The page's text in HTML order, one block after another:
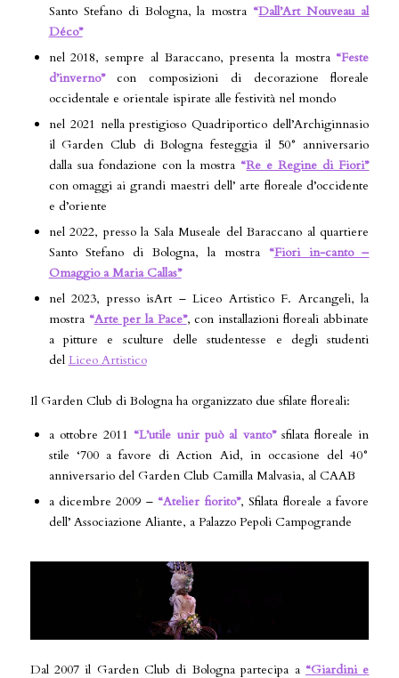
Santo Stefano di Bologna, la mostra “Dall’Art Nouveau al
Déco”
nel 2018, sempre al Baraccano, presenta la mostra “Feste
d’inverno”con composizioni di decorazione floreale
occidentale e orientale ispirate alle festività nel mondo
nel 2021 nella prestigioso Quadriportico dell’Archiginnasio
il Garden Club di Bologna festeggia il 50° anniversario
dalla sua fondazione con la mostra “Re e Regine di Fiori”
con omaggi ai grandi maestri dell’ arte floreale d’occidente
e d’oriente
nel 2022, presso la Sala Museale del Baraccano al quartiere
Santo Stefano di Bologna, la mostra “Fiori in-canto –
Omaggio a Maria Callas”
nel 2023, presso isArt – Liceo Artistico F. Arcangeli, la
mostra “Arte per la Pace”, con installazioni floreali abbinate
a pitture e sculture delle studentesse e degli studenti
del Liceo Artistico
Il Garden Club di Bologna ha organizzato due sfilate floreali:
a ottobre 2011 “L’utile unir può al vanto”sfilata floreale in
stile ‘700 a favore di Action Aid, in occasione del 40°
anniversario del Garden Club Camilla Malvasia, al CAAB
a dicembre 2009 – “Atelier fiorito”, Sfilata floreale a favore
dell’ Associazione Aliante, a Palazzo Pepoli Campogrande
Dal 2007 il Garden Club di Bologna partecipa a “Giardini e